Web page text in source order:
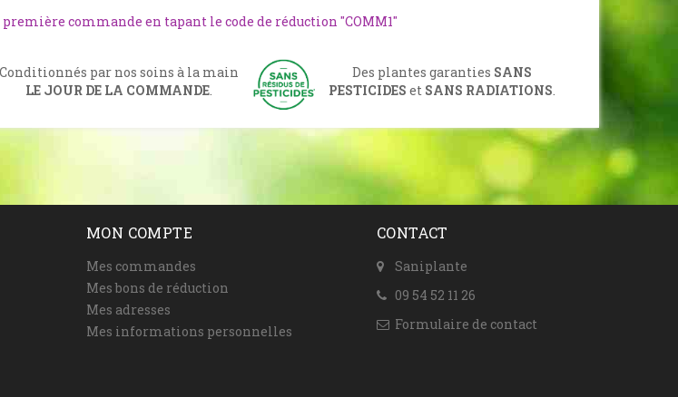
commande en tapant le code de réduction "COMM1"
Conditionnés par nos soins à la main
LE JOUR DE LA COMMANDE.
Des plantes garanties SANS
PESTICIDES et SANS RADIATIONS.
MON COMPTE
Mes commandes
Mes bons de réduction
Mes adresses
Mes informations personnelles
CONTACT
Saniplante
09 54 52 11 26
Formulaire de contact